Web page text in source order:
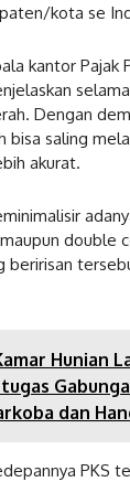
kota se
kantor Pajak
Dengan
bisa saling
akurat.
double
beririsan
Hunian
dan
PKS